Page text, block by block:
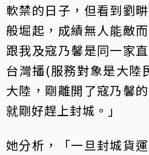
軟禁的日子，但看到劉
般堀起，成績無人能敵
跟我及寇乃馨是同一家
台灣播(服務對象是大陸
大陸，剛離開了寇乃馨
就剛好趕上封城。」
她分析，「一旦封城貨